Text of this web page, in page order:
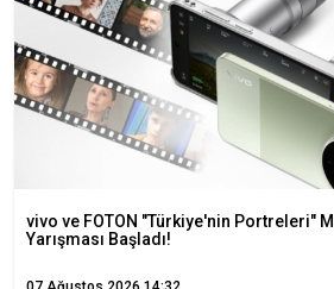
vivo ve FOTON "Türkiye'nin Portreleri"
Yarışması Başladı!